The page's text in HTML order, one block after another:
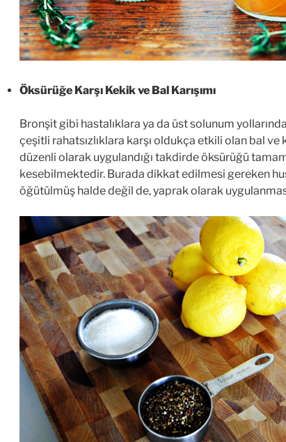
Öksürüğe Karşı Kekik ve Bal Karışımı
Bronşit gibi hastalıklara ya da üst solunum
çeşitli rahatsızlıklara karşı oldukça etkili olan bal ve
düzenli olarak uygulandığı takdirde öksürüğü
kesebilmektedir. Burada dikkat edilmesi gereken
öğütülmüş halde değil de, yaprak olarak